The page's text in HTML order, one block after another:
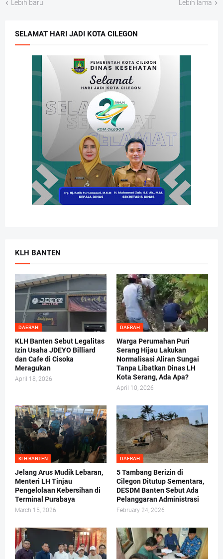
Lebih baru Lebih lama
SELAMAT HARI JADI KOTA CILEGON
KLH BANTEN
DAERAH
KLH Banten Sebut Legalitas
Izin Usaha JDEYO Billiard
dan Cafe di Cisoka
Meragukan
April 18, 2026
DAERAH
Warga Perumahan Puri
Serang Hijau Lakukan
Normalisasi Aliran Sungai
Tanpa Libatkan Dinas LH
Kota Serang, Ada Apa?
April 10, 2026
KLH BANTEN
Jelang Arus Mudik Lebaran,
Menteri LH Tinjau
Pengelolaan Kebersihan di
Terminal Purabaya
March 15, 2026
DAERAH
5 Tambang Berizin di
Cilegon Ditutup Sementara,
DESDM Banten Sebut Ada
Pelanggaran Administrasi
February 24, 2026